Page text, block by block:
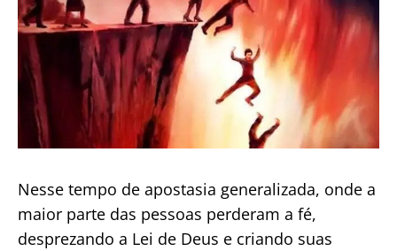
Nesse tempo de apostasia generalizada, onde a
maior parte das pessoas perderam a fé,
desprezando a Lei de Deus e criando suas